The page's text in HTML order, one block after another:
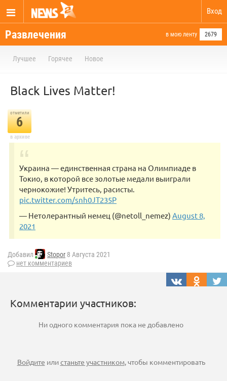
Вход
Развлечения в мою ленту 2679
Лучшее Горячее Новое
Black Lives Matter!
отметили
6
в архиве
Украина — единственная страна на Олимпиаде в
Токио, в которой все золотые медали выиграли
чернокожие! Утритесь, расисты.
pic.twitter.com/snh0JT235P
— Нетолерантный немец (@netoll_nemez) August 8,
2021
Добавил Stopor 8 Августа 2021
нет комментариев
Комментарии участников:
Ни одного комментария пока не добавлено
Войдите илистаньте участником, чтобы комментировать